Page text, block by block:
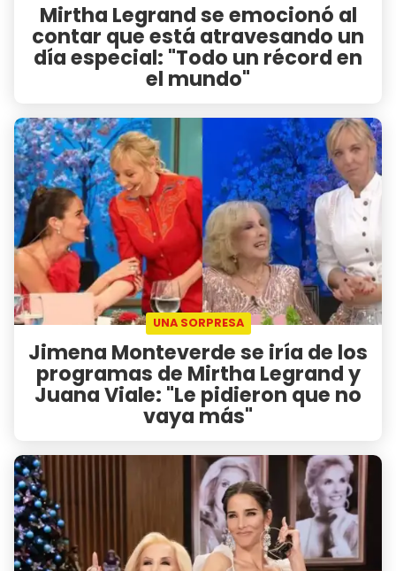
Mirtha Legrand se emocionó al
contar que está atravesando un
día especial: "Todo un récord en
el mundo"
UNA SORPRESA
Jimena Monteverde se iría de los
programas de Mirtha Legrand y
Juana Viale: "Le pidieron que no
vaya más"